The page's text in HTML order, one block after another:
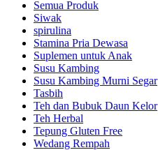
Semua Produk
Siwak
spirulina
Stamina Pria Dewasa
Suplemen untuk Anak
Susu Kambing
Susu Kambing Murni Segar
Tasbih
Teh dan Bubuk Daun Kelor
Teh Herbal
Tepung Gluten Free
Wedang Rempah